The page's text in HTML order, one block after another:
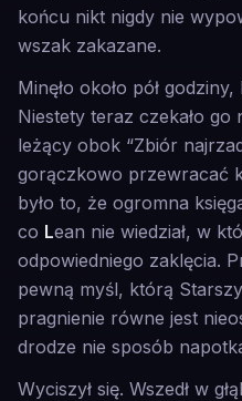
końcu nikt nigdy nie
wszak zakazane.
Minęło około pół
Niestety teraz czekało go
leżący obok “Zbiór
gorączkowo przewracać
było to, że ogromna
co Lean nie wiedział, w
odpowiedniego zaklęcia.
pewną myśl, którą
pragnienie równe jest
drodze nie sposób
Wyciszył się. Wszedł w